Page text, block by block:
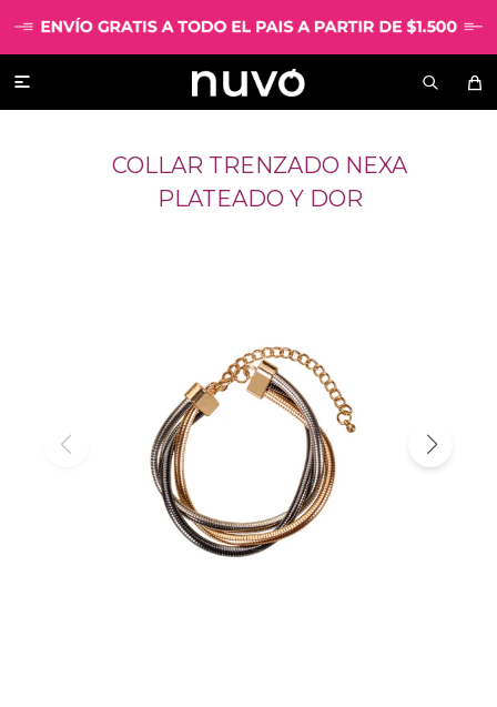

COLLAR TRENZADO NEXA
PLATEADO Y DOR